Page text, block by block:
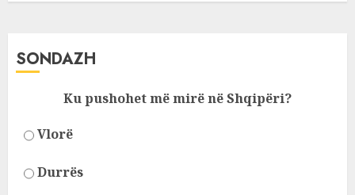
SONDAZH
Ku pushohet më mirë në Shqipëri?
Vlorë
Durrës